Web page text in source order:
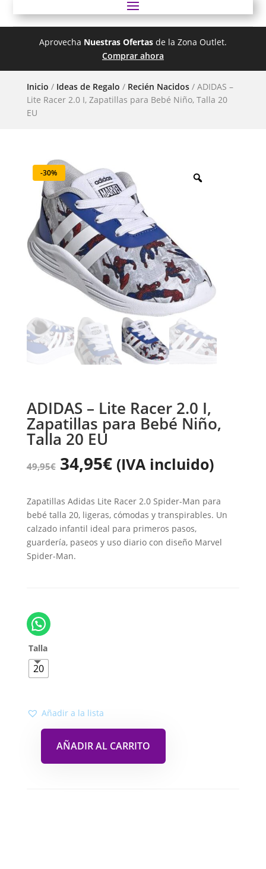
Aprovecha Nuestras Ofertasde la Zona Outlet.
Comprar ahora
Inicio / Ideas de Regalo / Recién Nacidos/ ADIDAS –
Lite Racer 2.0 I, Zapatillas para Bebé Niño, Talla 20
EU
-30%
ADIDAS – Lite Racer 2.0 I,
Zapatillas para Bebé Niño,
Talla 20 EU
49,95€ 34,95€ (IVA incluido)
Zapatillas Adidas Lite Racer 2.0 Spider-Man para
bebé talla 20, ligeras, cómodas y transpirables. Un
calzado infantil ideal para primeros pasos,
guardería, paseos y uso diario con diseño Marvel
Spider-Man.
Talla
20
Añadir a la lista
AÑADIR AL CARRITO